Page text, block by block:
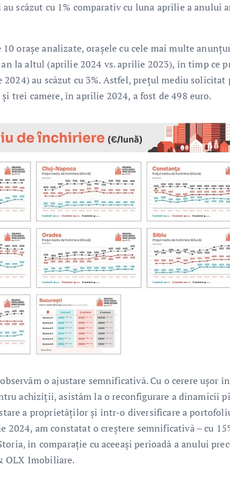
scăzut cu 1% comparativ cu luna aprilie a anului
orașe analizate, orașele cu cele mai multe
la altul (aprilie 2024 vs. aprilie 2023), în timp ce
au scăzut cu 3%. Astfel, prețul mediu solicitat
trei camere, în aprilie 2024, a fost de 498 euro.
o ajustare semnificativă. Cu o cerere ușor în
achiziții, asistăm la o reconfigurare a dinamicii
a proprietăților și într-o diversificare a
am constatat o creștere semnificativă – cu
în comparație cu aceeași perioadă a anului
OLX Imobiliare.